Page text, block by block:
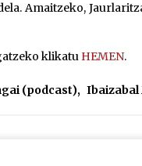
Amaitzeko,
klikatu HEMEN.
(podcast), Ibaizabal